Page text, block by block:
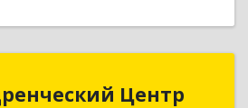
Центр
Центр